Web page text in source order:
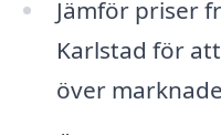
Jämför priser
Karlstad för
över